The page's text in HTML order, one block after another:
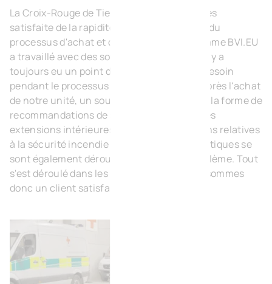
La Croix-Rouge de Tienen est également très
satisfaite de la rapidité et de la progression du
processus d'achat et de construction. "Comme BVI.EU
a travaillé avec des sous-traitants locaux, il y a
toujours eu un point de contact en cas de besoin
pendant le processus de construction. Et après l'achat
de notre unité, un soutien a été fourni sous la forme de
recommandations de sous-traitants pour les
extensions intérieures. Enfin, les inspections relatives
à la sécurité incendie et aux valeurs énergétiques se
sont également déroulées sans aucun problème. Tout
s'est déroulé dans les règles de l'art - nous sommes
donc un client satisfait !"